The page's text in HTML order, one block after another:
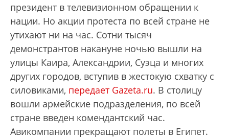
президент в телевизионном обращении к
нации. Но акции протеста по всей стране не
утихают ни на час. Сотни тысяч
демонстрантов накануне ночью вышли на
улицы Каира, Александрии, Суэца и многих
других городов, вступив в жестокую схватку с
силовиками, передает Gazeta.ru. В столицу
вошли армейские подразделения, по всей
стране введен комендантский час.
Авикомпании прекращают полеты в Египет.